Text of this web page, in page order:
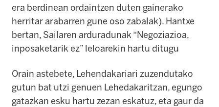
era berdinean ordaintzen duten gainerako
herritar arabarren gune oso zabalak). Hantxe
bertan, Sailaren arduradunak “Negoziazioa,
inposaketarik ez” leloarekin hartu ditugu
Orain astebete, Lehendakariari zuzendutako
gutun bat utzi genuen Lehedakaritzan, egungo
gatazkan esku hartu zezan eskatuz, eta gaur da